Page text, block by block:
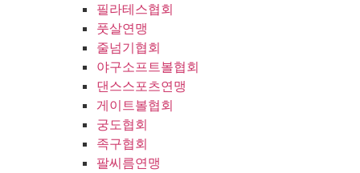
필라테스협회
풋살연맹
줄넘기협회
야구소프트볼협회
댄스스포츠연맹
게이트볼협회
궁도협회
족구협회
팔씨름연맹